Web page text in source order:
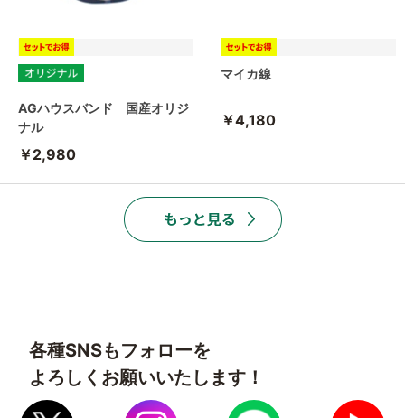
AGハウスバンド 国産オリジ
ナル
￥2,980
マイカ線
￥4,180
各種SNSもフォローを
よろしくお願いいたします！